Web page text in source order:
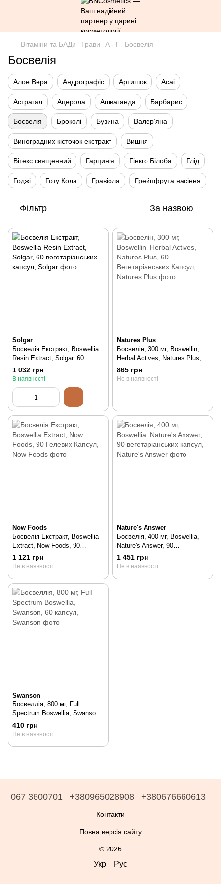
Вітаміни та БАДи Трави А - Г Босвелія
Босвелія
Алое Вера Андрографіс Артишок Асаі
Астрагал Ацерола Ашваганда Барбарис
Босвелія Броколі Бузина Валер’яна
Виноградних кісточок екстракт Вишня
Вітекс священний Гарцинія Гінкго Білоба Глід
Годжі Готу Кола Гравіола Грейпфрута насіння
Фільтр За назвою
Solgar
Босвелія Екстракт, Boswellia
Resin Extract, Solgar, 60
вегетаріанських капсул, 60 шт
1 032 грн
В наявності
Natures Plus
Босвелін, 300 мг, Boswellin,
Herbal Actives, Natures Plus,
60 Вегетаріанських Капсул,
60 шт
865 грн
Не в наявності
Now Foods
Босвелія Екстракт, Boswellia
Extract, Now Foods, 90
Гелевих Капсул, 90 шт
1 121 грн
Не в наявності
Nature's Answer
Босвелія, 400 мг, Boswellia,
Nature's Answer, 90
вегетаріанських капсул, 90 шт
1 451 грн
Не в наявності
Swanson
Босвеллія, 800 мг, Full
Spectrum Boswellia, Swanson,
60 капсул, 60 шт
410 грн
Не в наявності
067 3600701 +380965028908 +380676660613
Контакти
Повна версія сайту
© 2026
Укр Рус